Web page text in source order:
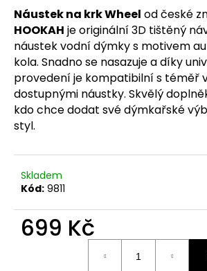
hvězdiček.
Náustek na krk Wheel od české
HOOKAH je originální 3D tištěný
náustek vodní dýmky s motivem
kola. Snadno se nasazuje a díky
provedení je kompatibilní s téměř
dostupnými náustky. Skvělý
kdo chce dodat své dýmkařské
styl.
Skladem
Kód: 9811
699 Kč
D
o
p
o
r
u
č
j
e
m
e